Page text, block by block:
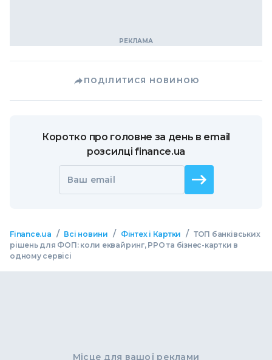
ПОДІЛИТИСЯ НОВИНОЮ
Коротко про головне за день в email
розсилці finance.ua
Ваш email
Finance.ua / Всі новини / Фінтех і Картки / ТОП банківських
рішень для ФОП: коли еквайринг, РРО та бізнес-картки в
одному сервісі
Місце для вашої реклами